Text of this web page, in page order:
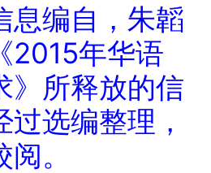
息编自，朱韜
2015年华语
》所释放的信
选编整理，
。